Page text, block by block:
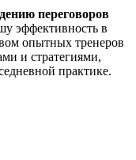
переговоров
эффективность в
опытных тренеров
и стратегиями,
практике.